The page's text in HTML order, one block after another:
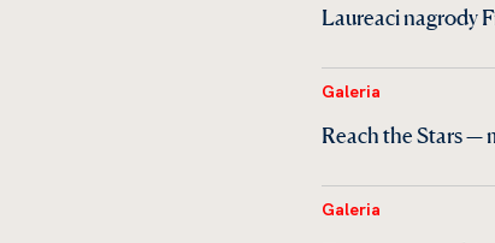
Laureaci nagrody
Galeria
Reach the Stars —
Galeria